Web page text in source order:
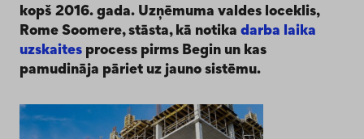
kopš 2016. gada. Uzņēmuma valdes loceklis,
Rome Soomere, stāsta, kā notika darba laika
uzskaites process pirms Begin un kas
pamudināja pāriet uz jauno sistēmu.